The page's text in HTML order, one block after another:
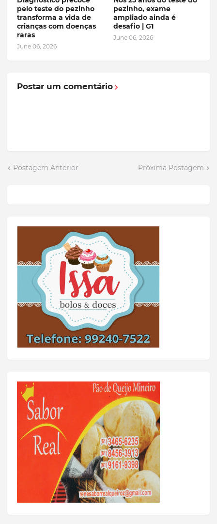
pelo teste do pezinho
transforma a vida de
crianças com doenças
raras
June 06, 2026
pezinho, exame
ampliado ainda é
desafio | G1
June 06, 2026
Postar um comentário
Postagem Anterior Próxima Postagem